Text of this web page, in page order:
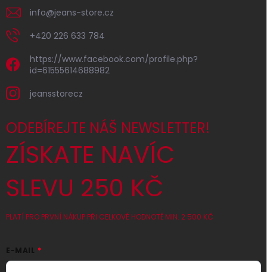
info@jeans-store.cz
+420 226 633 784
https://www.facebook.com/profile.php?
id=61555614688982
jeansstorecz
ODEBÍREJTE NÁŠ NEWSLETTER!
ZÍSKATE NAVÍC
SLEVU 250 KČ
PLATÍ PRO PRVNÍ NÁKUP PŘI CELKOVÉ HODNOTĚ MIN. 2 500 KČ
E-MAIL